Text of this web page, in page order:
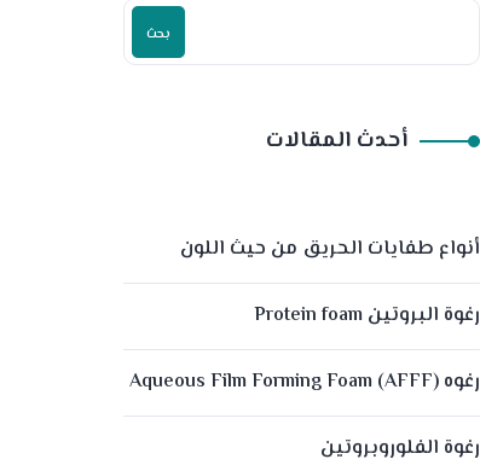
بحث
أحدث المقالات
أنواع طفايات الحريق من حيث اللون
رغوة البروتين Protein foam
رغوه (Aqueous Film Forming Foam (AFFF
رغوة الفلوروبروتين